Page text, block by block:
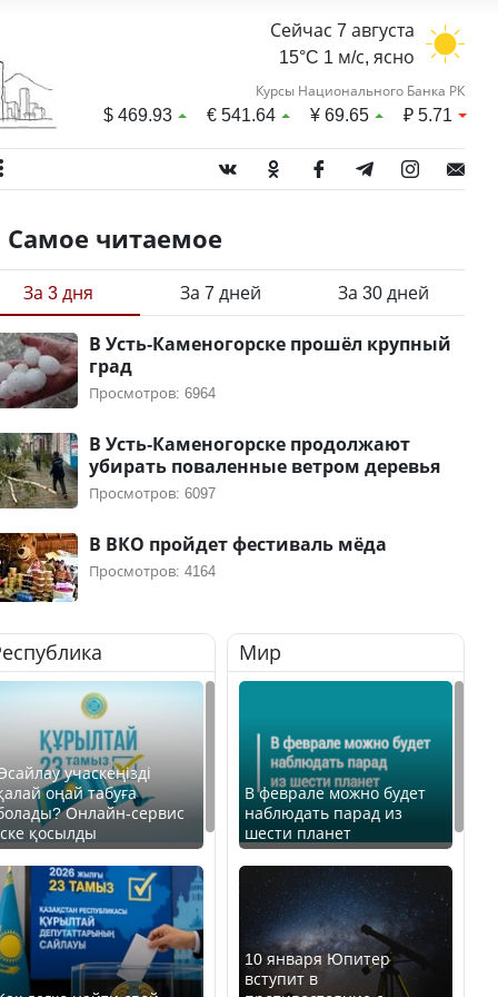
Сейчас 7 августа
15°C 1 м/с, ясно
Курсы Национального Банка РК
$469.93 €541.64 ¥69.65 ₽5.71
Самое читаемое
За 3 дня За 7 дней За 30 дней
В Усть-Каменогорске прошёл крупный
град
Просмотров: 6964
В Усть-Каменогорске продолжают
убирать поваленные ветром деревья
Просмотров: 6097
В ВКО пройдет фестиваль мёда
Просмотров: 4164
учаскеңізді
оңай табуға
Онлайн-сервис
қосылды
Мир
В феврале можно будет
наблюдать парад из
шести планет
10 января Юпитер
вступит в